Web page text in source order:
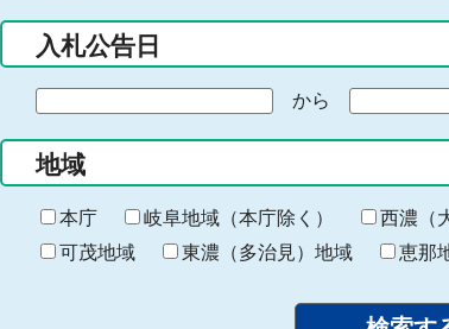
力
入札公告日
の
始
ま
り
から
終
わ
り
地域
本庁 岐阜地域（本庁除く） 西濃（
可茂地域
東濃（多治見）地域 恵那